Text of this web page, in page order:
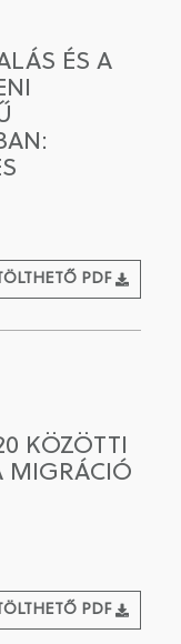
ÉS A
PDF
KÖZÖTTI
MIGRÁCIÓ
PDF